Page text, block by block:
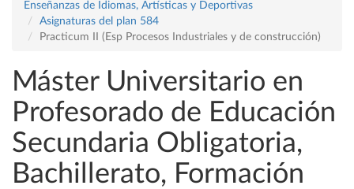
Enseñanzas de Idiomas, Artísticas y Deportivas
Asignaturas del plan 584
Practicum II (Esp Procesos Industriales y de construcción)
Máster Universitario en
Profesorado de Educación
Secundaria Obligatoria,
Bachillerato, Formación